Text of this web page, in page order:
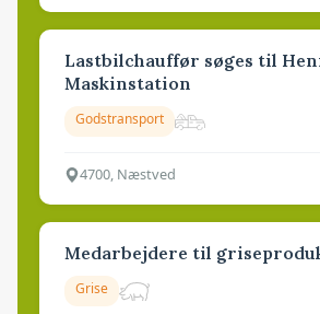
Lastbilchauffør søges til
Maskinstation
Godstransport
4700, Næstved
Medarbejdere til
Grise